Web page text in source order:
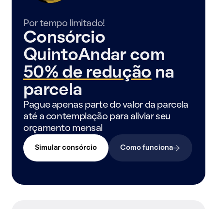
Por tempo limitado!
Consórcio
QuintoAndar com
50% de redução na
parcela
Pague apenas parte do valor da parcela
até a contemplação para aliviar seu
orçamento mensal
Simular consórcio Como funciona